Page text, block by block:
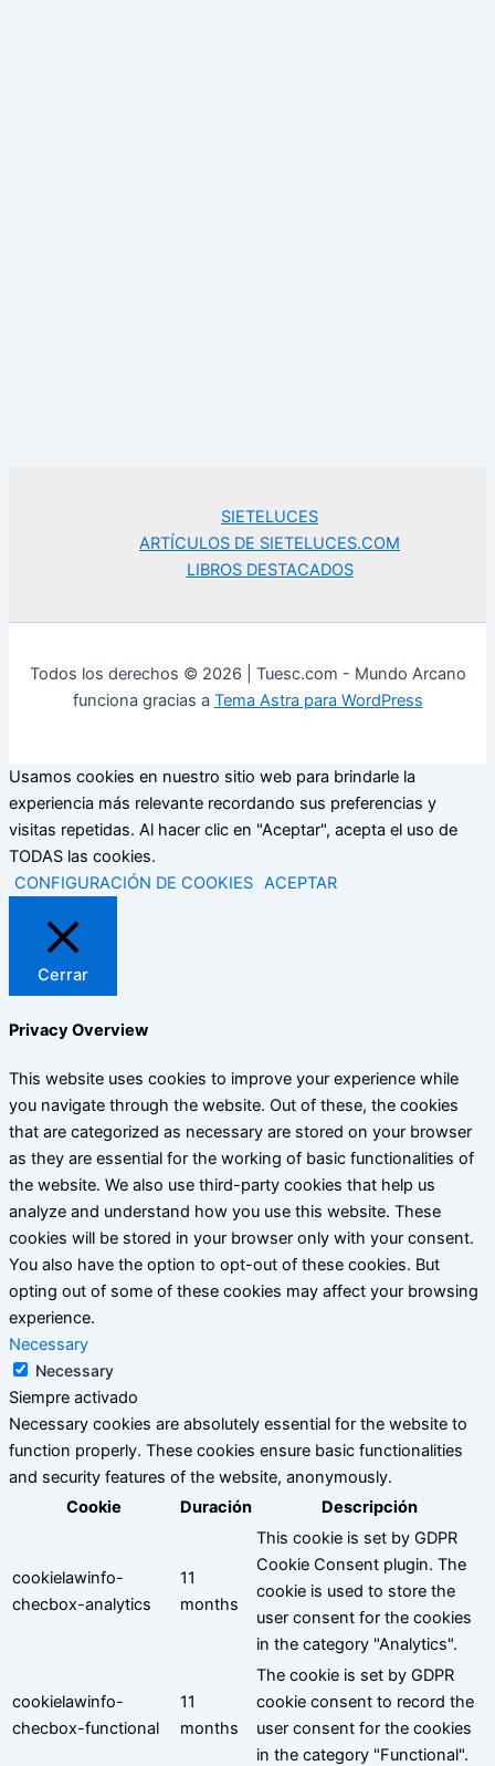
SIETELUCES
ARTÍCULOS DE SIETELUCES.COM
LIBROS DESTACADOS
Todos los derechos © 2026 | Tuesc.com - Mundo Arcano
funciona gracias a Tema Astra para WordPress
Usamos cookies en nuestro sitio web para brindarle la
experiencia más relevante recordando sus preferencias y
visitas repetidas. Al hacer clic en "Aceptar", acepta el uso de
TODAS las cookies.
CONFIGURACIÓN DE COOKIES ACEPTAR
Cerrar
Privacy Overview
This website uses cookies to improve your experience while
you navigate through the website. Out of these, the cookies
that are categorized as necessary are stored on your browser
as they are essential for the working of basic functionalities of
the website. We also use third-party cookies that help us
analyze and understand how you use this website. These
cookies will be stored in your browser only with your consent.
You also have the option to opt-out of these cookies. But
opting out of some of these cookies may affect your browsing
experience.
Necessary
Necessary
Siempre activado
Necessary cookies are absolutely essential for the website to
function properly. These cookies ensure basic functionalities
and security features of the website, anonymously.
Cookie
Duración Descripción
cookielawinfo-
checbox-analytics
11
months
This cookie is set by GDPR
Cookie Consent plugin. The
cookie is used to store the
user consent for the cookies
in the category "Analytics".
cookielawinfo-
checbox-functional
11
months
The cookie is set by GDPR
cookie consent to record the
user consent for the cookies
in the category "Functional".